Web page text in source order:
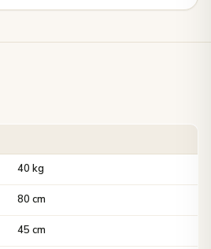
40 kg
80 cm
45 cm